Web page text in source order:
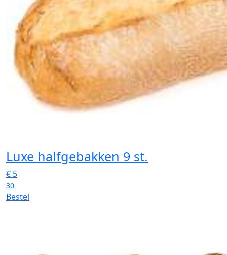
Luxe halfgebakken 9 st.
€ 5
30
Bestel